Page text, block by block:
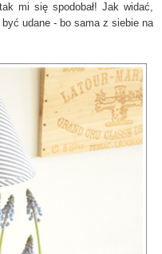
mi się spodobał! Jak widać,
udane - bo sama z siebie na